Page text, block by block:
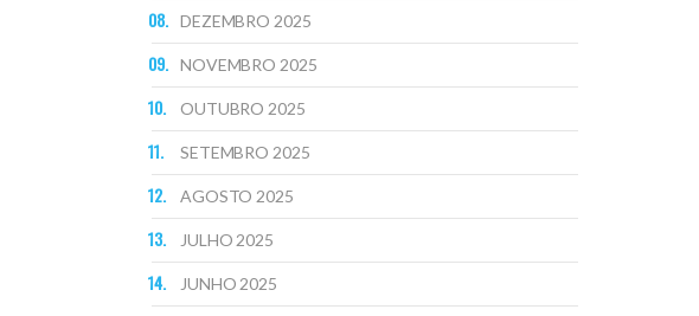
DEZEMBRO 2025
NOVEMBRO 2025
OUTUBRO 2025
SETEMBRO 2025
AGOSTO 2025
JULHO 2025
JUNHO 2025